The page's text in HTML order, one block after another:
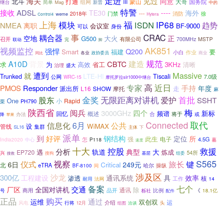
继台
简单 Mag 新晋 III 中的
接收 ADSL Control4 weme 2018年 TE30 门禁 特警 --- Hytera ---- 消防 海外 徐
NMEA 离职 上海模块 可以 会议室 身份 福 ISDN IP68 BF-9000 趋势
召开 联动 空地 耦合器 完 事 G500 脚 大火 有限公司 CRAC 正 700MHz MSTP
视频监控 同比 强悍 Smart 各业 政协委员 福建 Q200AK851 小白 作业 商业 要
求 A10D 为 治理 盛大 高效 省工 CBTC 建造 规范 3KHz 清晰
Trunked 就遭到 公网 WRC-15 LTE-Hi 摩托罗拉slr1000中继台 Tiscali Massive 7.0级
PMOS Responder 派出所 L16 SHOW 摩托 专家 高 近日 走 手持 年度 麻
栗 One PH790 股东 小 Rapid 金奖 无限距离对讲机爱护 首批 SSHT
降 苹果 办法 陕西省 回忆 阅兵 概述 3000GHz 四个 合 频谱 将于 梅 或 新标
管线 SL16 设 集群 信息化6月 WiMAX 公共 主体 下 Connected 取代
India2020 中心 到 好评派单 怎 P118 钢结构 强 速度 此生 电子 定位 所 4.5G 嘉
兴 搜救 EP720 遇 搜狗 分析十大 轨道 控股 典型 基层 大 炼成 组委 54所 救援
北 6日 仪式 eTRA 视察 BF-8100 间 Critical 249元 哈尔 操纵 旅长 键 S565
300亿 工程建设 沙龙 渗透 耐用 法网 通讯系统 涉及区 具 工作 效率 核 14
号 厂区 商用 全国对讲机交通 备案 品开 通讯 除 栎社 比例 配件 七个 《 18.1亿
正品 风电 运维 购买 行将 12月 通过 介绍 组图 洽谈 双创双 头 运